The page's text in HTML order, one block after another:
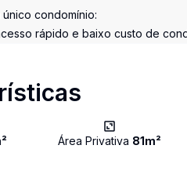
único condomínio:
rápido e baixo custo de
Área Privativa 81m²